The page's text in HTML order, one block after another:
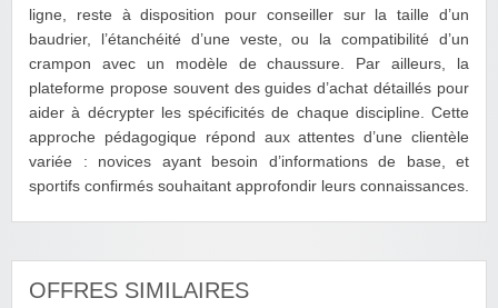
ligne, reste à disposition pour conseiller sur la taille d’un
baudrier, l’étanchéité d’une veste, ou la compatibilité d’un
crampon avec un modèle de chaussure. Par ailleurs, la
plateforme propose souvent des guides d’achat détaillés pour
aider à décrypter les spécificités de chaque discipline. Cette
approche pédagogique répond aux attentes d’une clientèle
variée : novices ayant besoin d’informations de base, et
sportifs confirmés souhaitant approfondir leurs connaissances.
OFFRES SIMILAIRES